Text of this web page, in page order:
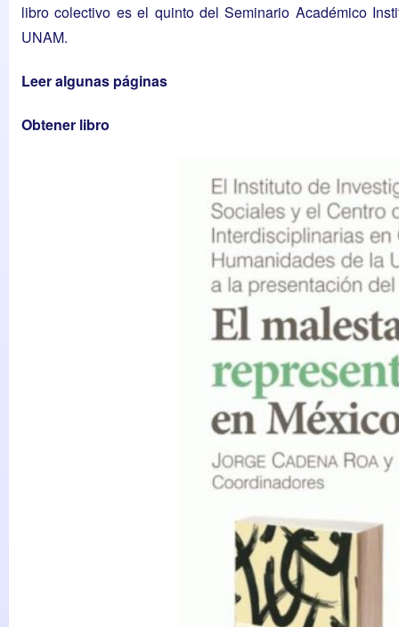
libro colectivo es el quinto del Seminario Académico
UNAM.
Leer algunas páginas
Obtener libro